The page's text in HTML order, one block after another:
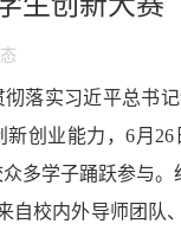
彻落实习近平总书
新创业能力，6月
多学子踊跃参与。
自校内外导师团队